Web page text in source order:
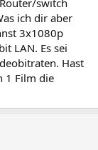
ich dir aber
3x1080p
LAN. Es sei
Hast
1 Film die